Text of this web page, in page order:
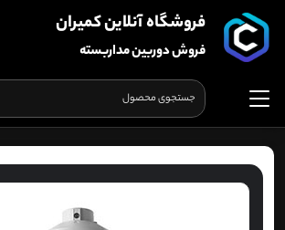
فروشگاه آنلاین کمیران
فروش دوربین مداربسته